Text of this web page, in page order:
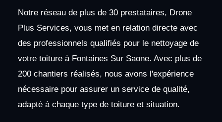
Notre réseau de plus de 30 prestataires, Drone
Plus Services, vous met en relation directe avec
des professionnels qualifiés pour le nettoyage de
votre toiture à Fontaines Sur Saone. Avec plus de
200 chantiers réalisés, nous avons l'expérience
nécessaire pour assurer un service de qualité,
adapté à chaque type de toiture et situation.